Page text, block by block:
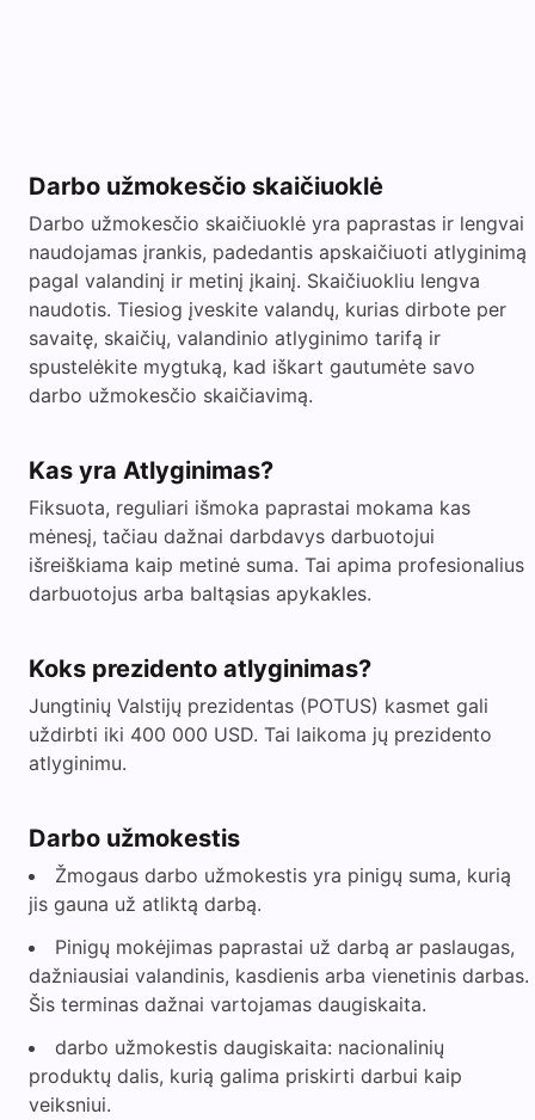
Darbo užmokesčio skaičiuoklė
Darbo užmokesčio skaičiuoklė yra paprastas ir lengvai
naudojamas įrankis, padedantis apskaičiuoti atlyginimą
pagal valandinį ir metinį įkainį. Skaičiuokliu lengva
naudotis. Tiesiog įveskite valandų, kurias dirbote per
savaitę, skaičių, valandinio atlyginimo tarifą ir
spustelėkite mygtuką, kad iškart gautumėte savo
darbo užmokesčio skaičiavimą.
Kas yra Atlyginimas?
Fiksuota, reguliari išmoka paprastai mokama kas
mėnesį, tačiau dažnai darbdavys darbuotojui
išreiškiama kaip metinė suma. Tai apima profesionalius
darbuotojus arba baltąsias apykakles.
Koks prezidento atlyginimas?
Jungtinių Valstijų prezidentas (POTUS) kasmet gali
uždirbti iki 400 000 USD. Tai laikoma jų prezidento
atlyginimu.
Darbo užmokestis
Žmogaus darbo užmokestis yra pinigų suma, kurią
jis gauna už atliktą darbą.
Pinigų mokėjimas paprastai už darbą ar paslaugas,
dažniausiai valandinis, kasdienis arba vienetinis darbas.
Šis terminas dažnai vartojamas daugiskaita.
darbo užmokestis daugiskaita: nacionalinių
produktų dalis, kurią galima priskirti darbui kaip
veiksniui.